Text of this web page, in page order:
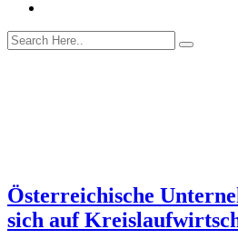
Österreichische
sich auf